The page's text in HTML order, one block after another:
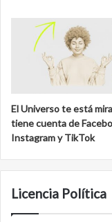
El Universo te está
tiene cuenta de
Instagram y TikTok
Licencia Política